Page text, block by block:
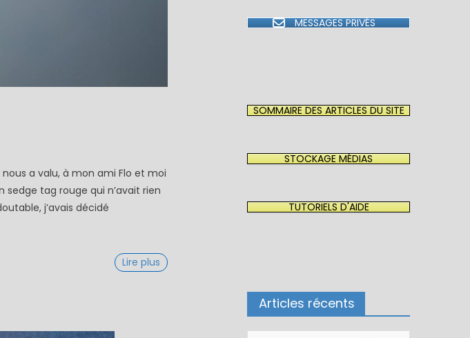
a valu, à mon ami Flo et moi
sedge tag rouge qui n’avait rien
j’avais décidé
Lire plus
MESSAGES PRIVÉS
SOMMAIRE DES ARTICLES DU SITE
STOCKAGE MÉDIAS
TUTORIELS D'AIDE
Articles récents